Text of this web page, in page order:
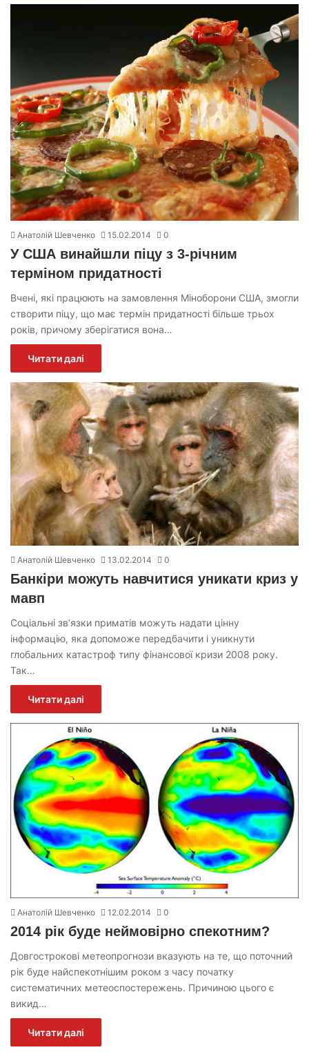
Анатолій Шевченко 15.02.2014 0
У США винайшли піцу з 3-річним
терміном придатності
Вчені, які працюють на замовлення Міноборони США, змогли
створити піцу, що має термін придатності більше трьох
років, причому зберігатися вона…
Читати далі
Анатолій Шевченко 13.02.2014 0
Банкіри можуть навчитися уникати криз у
мавп
Соціальні зв’язки приматів можуть надати цінну
інформацію, яка допоможе передбачити і уникнути
глобальних катастроф типу фінансової кризи 2008 року.
Так…
Читати далі
Анатолій Шевченко 12.02.2014 0
2014 рік буде неймовірно спекотним?
Довгострокові метеопрогнози вказують на те, що поточний
рік буде найспекотнішим роком з часу початку
систематичних метеоспостережень. Причиною цього є
викид…
Читати далі